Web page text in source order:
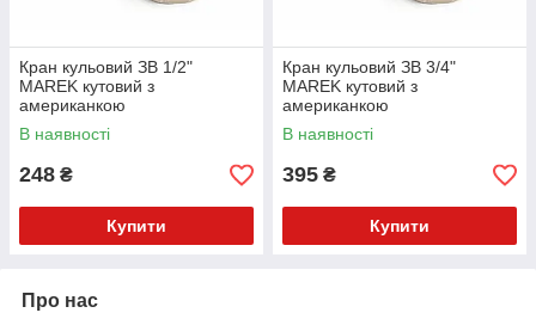
Кран кульовий ЗВ 1/2"
MAREK кутовий з
американкою
В наявності
248 ₴
Купити
Кран кульовий ЗВ 3/4"
MAREK кутовий з
американкою
В наявності
395 ₴
Купити
Про нас